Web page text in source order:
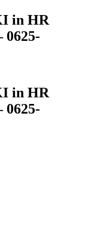
in HR
0625-
in HR
0625-